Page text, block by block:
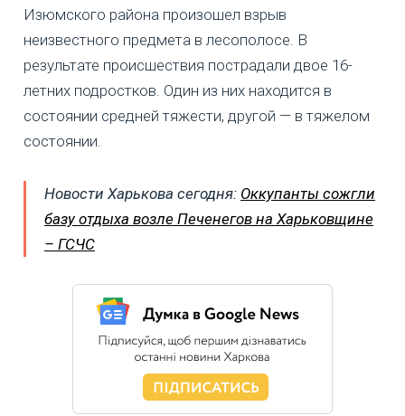
Изюмского района произошел взрыв
неизвестного предмета в лесополосе. В
результате происшествия пострадали двое 16-
летних подростков. Один из них находится в
состоянии средней тяжести, другой — в тяжелом
состоянии.
Новости Харькова сегодня: Оккупанты сожгли
базу отдыха возле Печенегов на Харьковщине
– ГСЧС